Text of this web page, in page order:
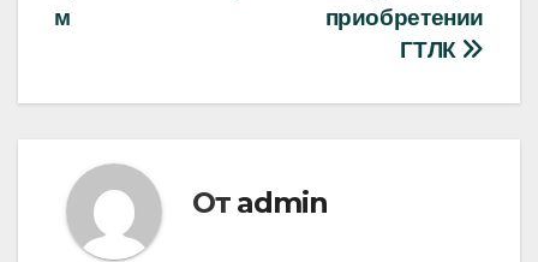
приобретении
ГТЛК
м
От admin